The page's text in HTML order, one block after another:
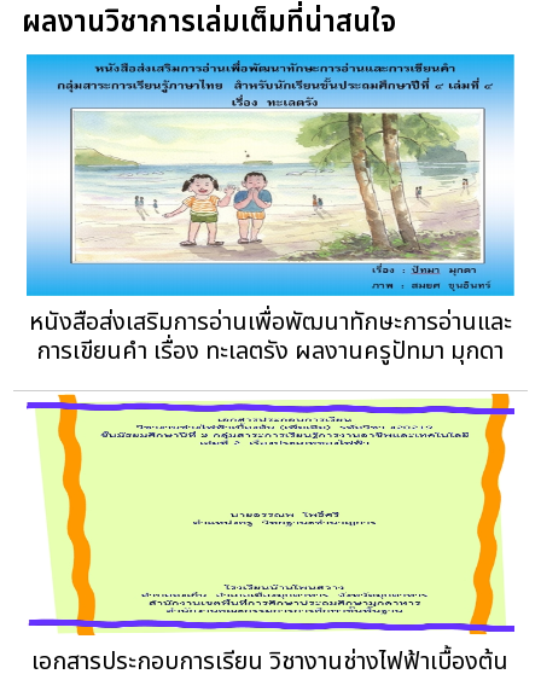
ผลงานวิชาการเล่มเต็มที่น่าสนใจ
หนังสือส่งเสริมการอ่านเพื่อพัฒนาทักษะการอ่านและ
การเขียนคำ เรื่อง ทะเลตรัง ผลงานครูปัทมา มุกดา
เอกสารประกอบการเรียน วิชางานช่างไฟฟ้าเบื้องต้น